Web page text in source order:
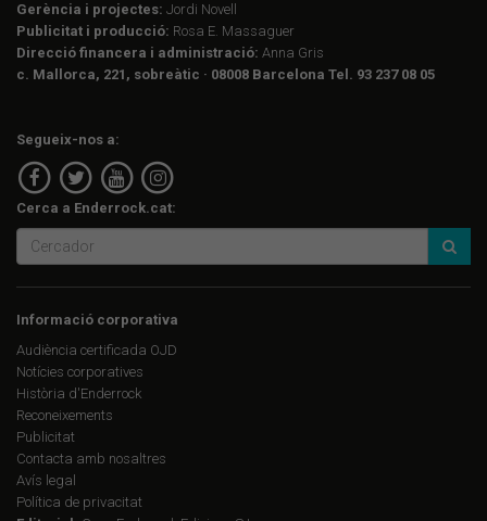
Gerència i projectes: Jordi Novell
Publicitat i producció: Rosa E. Massaguer
Direcció financera i administració: Anna Gris
c. Mallorca, 221, sobreàtic · 08008 Barcelona Tel. 93 237 08 05
Segueix-nos a:
Cerca a Enderrock.cat:
Informació corporativa
Audiència certificada OJD
Notícies corporatives
Història d'Enderrock
Reconeixements
Publicitat
Contacta amb nosaltres
Avís legal
Política de privacitat